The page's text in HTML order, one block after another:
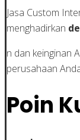
Jasa Custom
menghadirkan
n dan keinginan
perusahaan
Poin